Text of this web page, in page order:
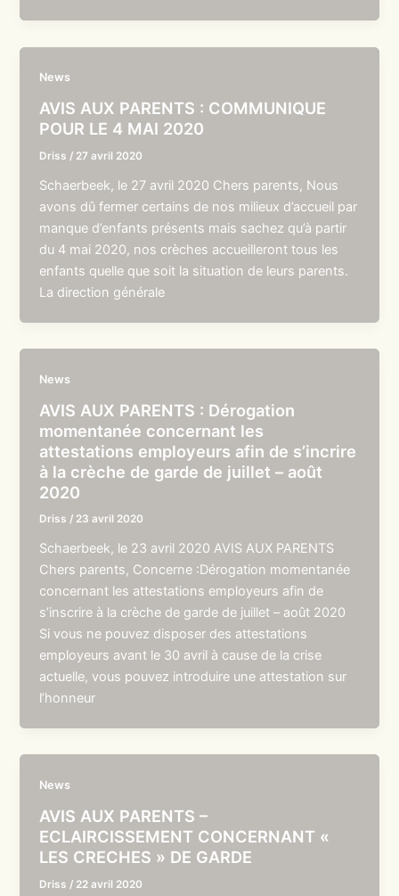
News
AVIS AUX PARENTS : COMMUNIQUE
POUR LE 4 MAI 2020
Driss / 27 avril 2020
Schaerbeek, le 27 avril 2020 Chers parents, Nous
avons dû fermer certains de nos milieux d’accueil par
manque d’enfants présents mais sachez qu’à partir
du 4 mai 2020, nos crèches accueilleront tous les
enfants quelle que soit la situation de leurs parents.
La direction générale
News
AVIS AUX PARENTS : Dérogation
momentanée concernant les
attestations employeurs afin de s’incrire
à la crèche de garde de juillet – août
2020
Driss / 23 avril 2020
Schaerbeek, le 23 avril 2020 AVIS AUX PARENTS
Chers parents, Concerne :Dérogation momentanée
concernant les attestations employeurs afin de
s’inscrire à la crèche de garde de juillet – août 2020
Si vous ne pouvez disposer des attestations
employeurs avant le 30 avril à cause de la crise
actuelle, vous pouvez introduire une attestation sur
l’honneur
News
AVIS AUX PARENTS –
ECLAIRCISSEMENT CONCERNANT «
LES CRECHES » DE GARDE
Driss / 22 avril 2020